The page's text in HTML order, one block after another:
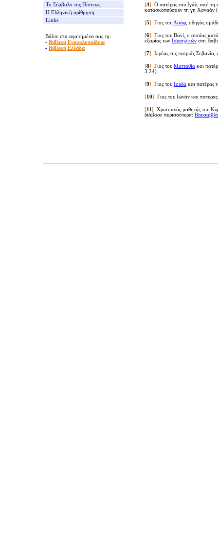
Το Σύμβολο της Πίστεως
Η Ελληνική αρίθμηση
Links
Βάλτε στα αγαπημένα σας τη:
- Βιβλική Εγκυκλοπαίδεια
- Βιβλική Ελλάδα
[4]
Ο πατέρας του Ιγάλ, από τη
κατασκοπεύσουν τη γη Χαναάν
[5] Γιος του Ασάφ , οδηγός
[6]
Γιος του Βανί, ο οποίος
εξορίας των Ισραηλιτών στη
[7] Ιερέας της πατριάς
[8] Γιος του Ματταθία και
3:24).
[9] Γιος του Ιούδα και πατέρας
[10] Γιος του Ιωνάν και
[1 1 ]
Χριστιανός μαθητής του
διάβασε περισσότερα: